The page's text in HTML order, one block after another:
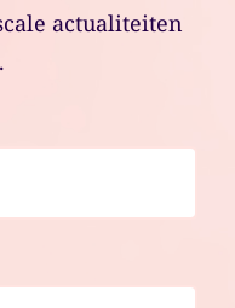
actualiteiten